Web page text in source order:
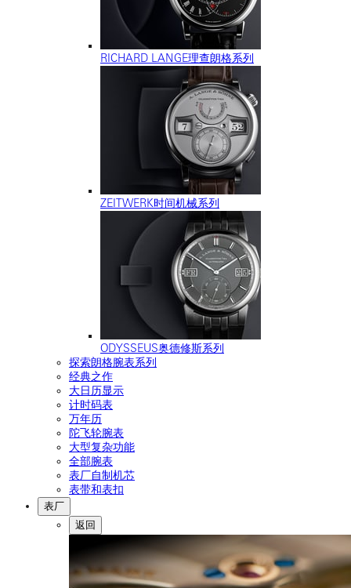
RICHARD LANGE理查朗格系列
ZEITWERK时间机械系列
ODYSSEUS奥德修斯系列
探索朗格腕表系列
经典之作
大日历显示
计时码表
万年历
陀飞轮腕表
大型复杂功能
全部腕表
表厂自制机芯
表带和表扣
表厂
返回